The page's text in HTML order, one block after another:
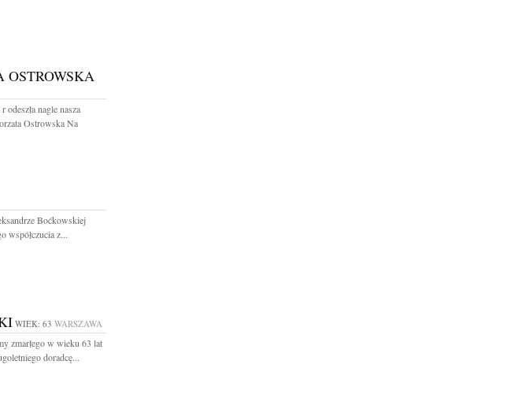
OSTROWSKA
nagle nasza
Ostrowska Na
Boćkowskiej
współczucia z...
WIEK: 63 WARSZAWA
zmarłego w wieku 63 lat
doradcę...